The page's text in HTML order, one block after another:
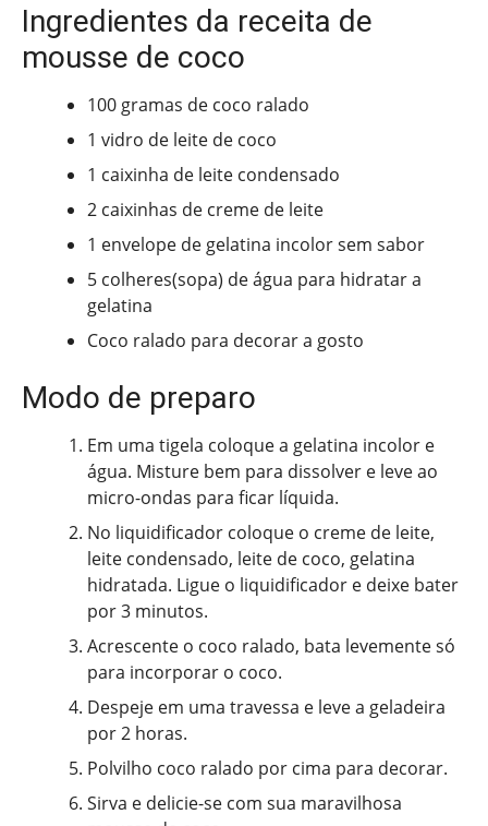
Ingredientes da receita de
mousse de coco
100 gramas de coco ralado
1 vidro de leite de coco
1 caixinha de leite condensado
2 caixinhas de creme de leite
1 envelope de gelatina incolor sem sabor
5 colheres(sopa) de água para hidratar a
gelatina
Coco ralado para decorar a gosto
Modo de preparo
Em uma tigela coloque a gelatina incolor e
água. Misture bem para dissolver e leve ao
micro-ondas para ficar líquida.
No liquidificador coloque o creme de leite,
leite condensado, leite de coco, gelatina
hidratada. Ligue o liquidificador e deixe bater
por 3 minutos.
Acrescente o coco ralado, bata levemente só
para incorporar o coco.
Despeje em uma travessa e leve a geladeira
por 2 horas.
Polvilho coco ralado por cima para decorar.
Sirva e delicie-se com sua maravilhosa